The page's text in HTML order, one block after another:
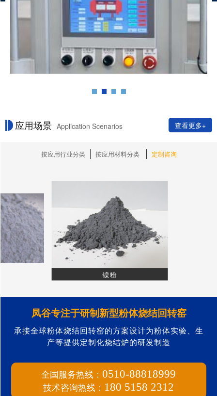
应用场景 Application Scenarios 查看更多+
按应用行业分类 按应用材料分类 定制咨询
镍粉
凤谷专注于研制新型粉体烧结回转窑
承接全球粉体烧结回转窑的方案设计为粉体实验、生
产等提供定制化烧结炉的研发制造
全国服务热线：0510-88818999
技术咨询热线： 180 5158 2312